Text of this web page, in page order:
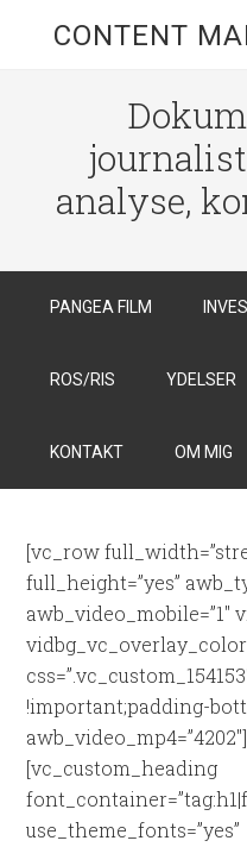
CONTENT
analyse,
PANGEA FILM
ROS/RIS YDELSER
KONTAKT OM MIG
[vc_row
full_height=”yes”
awb_video_mobile=”1″
!important;padding-
[vc_custom_heading
use_theme_fonts=”yes”